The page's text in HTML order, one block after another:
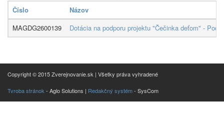
Číslo
Názov
MAGDG2600139
Dotácia na podporu projektu "Čečinka deťom" -
Copyright © 2015 Zverejnovanie.sk | Všetky práva vyhradené
Tvroba stránok - Aglo Solutions | Redakčný systém- SysCom